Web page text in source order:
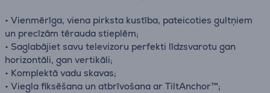
• Vienmērīga, viena pirksta kustība, pateicoties gultņiem
un precīzām tērauda stieplēm;
• Saglabājiet savu televizoru perfekti līdzsvarotu gan
horizontāli, gan vertikāli;
• Komplektā vadu skavas;
• Viegla fiksēšana un atbrīvošana ar TiltAnchor™;